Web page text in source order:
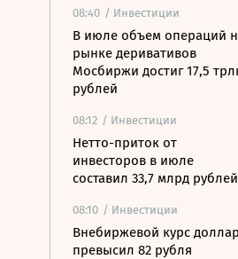
08:40 / Инвестиции
В июле объем операций
рынке деривативов
Мосбиржи достиг 17,5
рублей
08:12 / Инвестиции
Нетто-приток от
инвесторов в июле
составил 33,7 млрд рублей
08:10 / Инвестиции
Внебиржевой курс
превысил 82 рубля